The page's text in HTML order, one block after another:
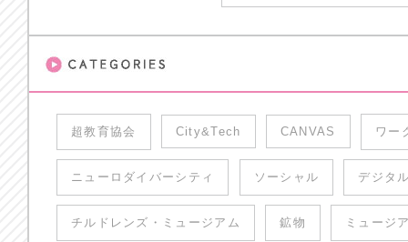
超教育協会 City&Tech CANVAS ワー
ニューロダイバーシティ ソーシャル デジタ
チルドレンズ・ミュージアム 鉱物 ミュージ